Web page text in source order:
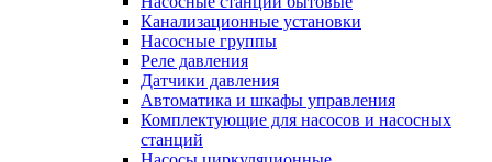
Канализационные установки
Насосные группы
Реле давления
Датчики давления
Автоматика и шкафы управления
Комплектующие для насосов и насосных
станций